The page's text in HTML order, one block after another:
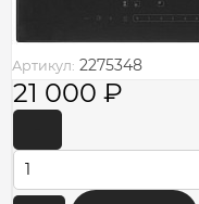
Артикул: 2275348
21 000 ₽